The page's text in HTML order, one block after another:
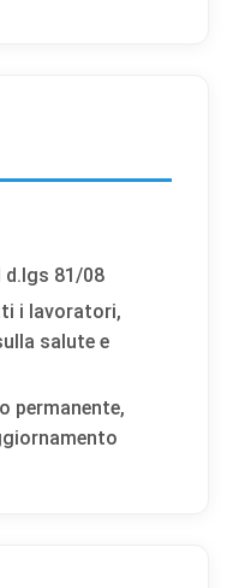
d.lgs 81/08
i lavoratori,
salute e
permanente,